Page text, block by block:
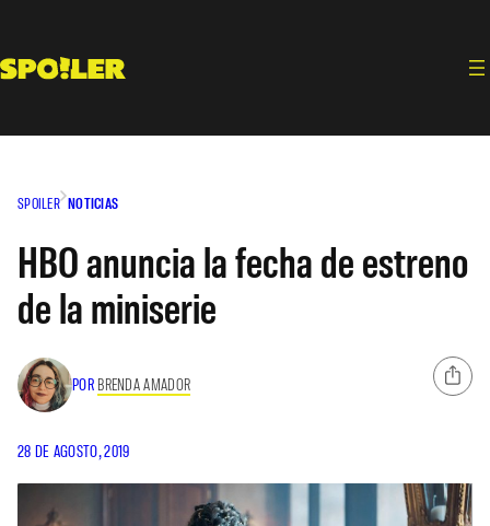
contenido
SPOILER NOTICIAS
HBO anuncia la fecha de estreno
de la miniserie
POR BRENDA AMADOR
28 DE AGOSTO, 2019